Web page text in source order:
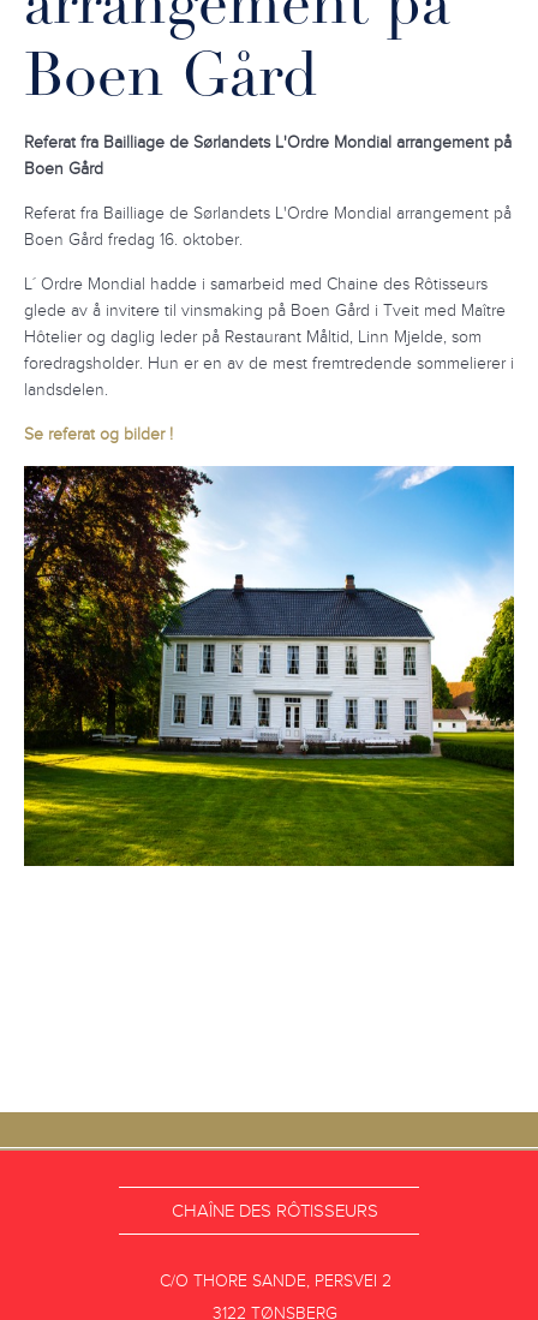
Boen Gård
Referat fra Bailliage de Sørlandets L'Ordre Mondial arrangement på
Boen Gård
Referat fra Bailliage de Sørlandets L'Ordre Mondial arrangement på
Boen Gård fredag 16. oktober.
L´ Ordre Mondial hadde i samarbeid med Chaine des Rôtisseurs
glede av å invitere til vinsmaking på Boen Gård i Tveit med Maître
Hôtelier og daglig leder på Restaurant Måltid, Linn Mjelde, som
foredragsholder. Hun er en av de mest fremtredende sommelierer i
landsdelen.
Se referat og bilder !
CHAÎNE DES RÔTISSEURS
C/O THORE SANDE, PERSVEI 2
3122 TØNSBERG